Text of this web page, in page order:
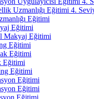
Uzmanlığı Eğitimi 4.
Eğitimi
Eğitimi
Makyaj Eğitimi
Eğitimi
Eğitimi
Eğitimi
Eğitimi
Eğitimi
Eğitimi
Eğitimi